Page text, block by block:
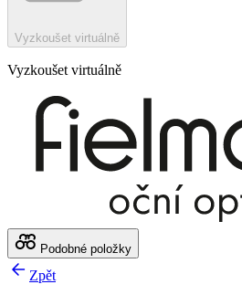
Vyzkoušet virtuálně
Vyzkoušet virtuálně
Podobné položky
Zpět